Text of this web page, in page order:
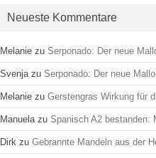
Neueste Kommentare
Melanie zu Serponado: Der neue
Svenjazu Serponado: Der neue
Melanie zu Gerstengras Wirkung für
Manuelazu Spanisch A2 bestanden:
Dirk zu Gebrannte Mandeln aus der